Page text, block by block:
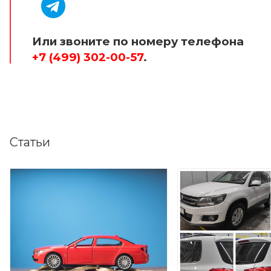
Или звоните по номеру телефона
+7 (499) 302-00-57.
Статьи